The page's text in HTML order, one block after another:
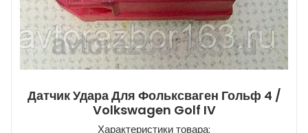
Датчик Удара Для Фольксваген Гольф 4 /
Volkswagen Golf IV
Характеристики товара: